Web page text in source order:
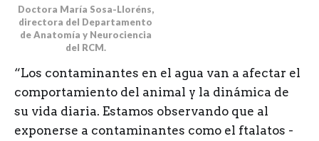
Doctora María Sosa-Lloréns,
directora del Departamento
de Anatomía y Neurociencia
del RCM.
“Los contaminantes en el agua van a afectar el
comportamiento del animal y la dinámica de
su vida diaria. Estamos observando que al
exponerse a contaminantes como el ftalatos -